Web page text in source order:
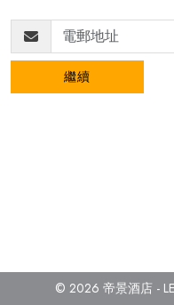
繼續
© 2026 帝景酒店 -